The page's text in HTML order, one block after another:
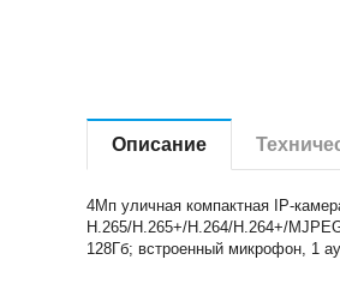
Описание
4Мп уличная компактная IP-
H.265/H.265+/H.264/H.264+/
128Гб; встроенный микрофон, 1